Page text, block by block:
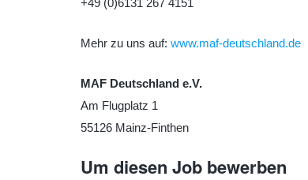
Mehr zu uns auf: www.maf-deutschland.de
MAF Deutschland e.V.
Am Flugplatz 1
55126 Mainz-Finthen
Um diesen Job bewerben